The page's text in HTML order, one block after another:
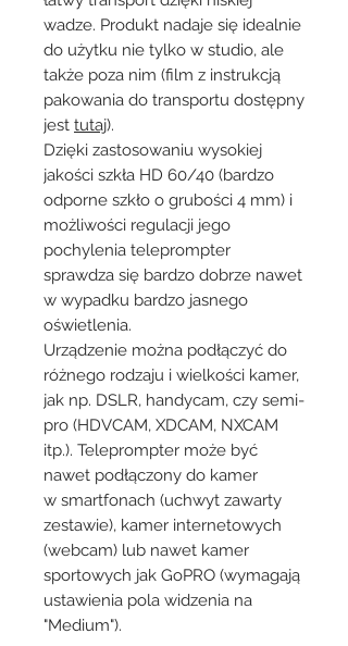
wadze. Produkt nadaje się idealnie
do użytku nie tylko w studio, ale
także poza nim (film z instrukcją
pakowania do transportu dostępny
jest tutaj).
Dzięki zastosowaniu wysokiej
jakości szkła HD 60/40 (bardzo
odporne szkło o grubości 4 mm) i
możliwości regulacji jego
pochylenia teleprompter
sprawdza się bardzo dobrze nawet
w wypadku bardzo jasnego
oświetlenia.
Urządzenie można podłączyć do
różnego rodzaju i wielkości kamer,
jak np. DSLR, handycam, czy semi-
pro (HDVCAM, XDCAM, NXCAM
itp.). Teleprompter może być
nawet podłączony do kamer
w smartfonach (uchwyt zawarty
zestawie), kamer internetowych
(webcam) lub nawet kamer
sportowych jak GoPRO (wymagają
ustawienia pola widzenia na
"Medium").